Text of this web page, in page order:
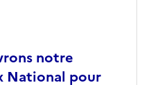
notre
National pour